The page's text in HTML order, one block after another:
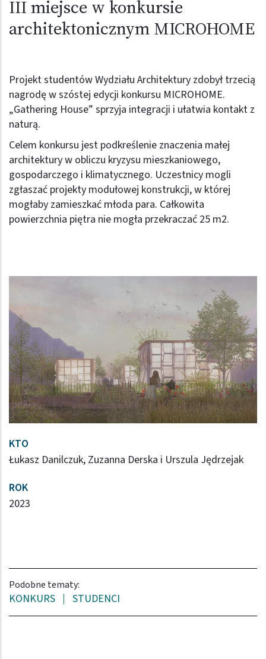
III miejsce w konkursie
architektonicznym MICROHOME
Projekt studentów Wydziału Architektury zdobył trzecią
nagrodę w szóstej edycji konkursu MICROHOME.
„Gathering House” sprzyja integracji i ułatwia kontakt z
naturą.
Celem konkursu jest podkreślenie znaczenia małej
architektury w obliczu kryzysu mieszkaniowego,
gospodarczego i klimatycznego. Uczestnicy mogli
zgłaszać projekty modułowej konstrukcji, w której
mogłaby zamieszkać młoda para. Całkowita
powierzchnia piętra nie mogła przekraczać 25 m2.
KTO
Łukasz Danilczuk, Zuzanna Derska i Urszula Jędrzejak
ROK
2023
Podobne tematy:
KONKURS STUDENCI